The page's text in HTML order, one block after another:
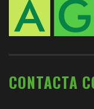
CONTACTA